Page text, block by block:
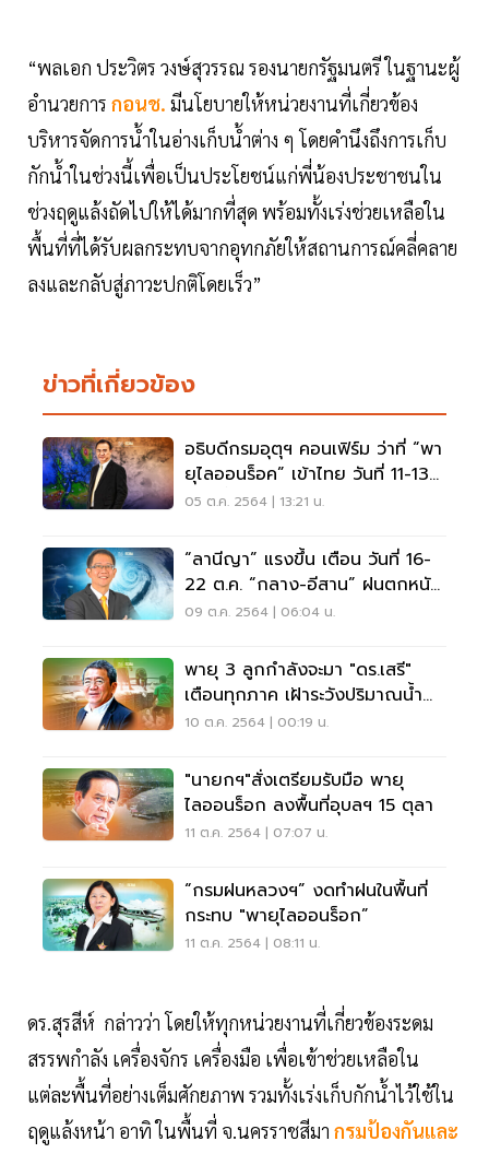
“พลเอก ประวิตร วงษ์สุวรรณ รองนายกรัฐมนตรี ในฐานะผู้
อำนวยการ กอนช. มีนโยบายให้หน่วยงานที่เกี่ยวข้อง
บริหารจัดการน้ำในอ่างเก็บน้ำต่าง ๆ โดยคำนึงถึงการเก็บ
กักน้ำในช่วงนี้เพื่อเป็นประโยชน์แก่พี่น้องประชาชนใน
ช่วงฤดูแล้งถัดไปให้ได้มากที่สุด พร้อมทั้งเร่งช่วยเหลือใน
พื้นที่ที่ได้รับผลกระทบจากอุทกภัยให้สถานการณ์คลี่คลาย
ลงและกลับสู่ภาวะปกติโดยเร็ว”
ข่าวที่เกี่ยวข้อง
อธิบดีกรมอุตุฯ คอนเฟิร์ม ว่าที่ “พา
ยุไลออนร็อค” เข้าไทย วันที่ 11-13
ต.ค. นี้
05 ต.ค. 2564 | 13:21 น.
“ลานีญา” แรงขึ้น เตือน วันที่ 16-
22 ต.ค. “กลาง-อีสาน” ฝนตกหนัก
แน่
09 ต.ค. 2564 | 06:04 น.
พายุ 3 ลูกกำลังจะมา "ดร.เสรี"
เตือนทุกภาค เฝ้าระวังปริมาณน้ำ
สะสม!
10 ต.ค. 2564 | 00:19 น.
"นายกฯ"สั่งเตรียมรับมือ พายุ
ไลออนร็อก ลงพื้นที่อุบลฯ 15 ตุลา
11 ต.ค. 2564 | 07:07 น.
“กรมฝนหลวงฯ” งดทำฝนในพื้นที่
กระทบ "พายุไลออนร็อก”
11 ต.ค. 2564 | 08:11 น.
ดร.สุรสีห์ กล่าวว่า โดยให้ทุกหน่วยงานที่เกี่ยวข้องระดม
สรรพกำลัง เครื่องจักร เครื่องมือ เพื่อเข้าช่วยเหลือใน
แต่ละพื้นที่อย่างเต็มศักยภาพ รวมทั้งเร่งเก็บกักน้ำไว้ใช้ใน
ฤดูแล้งหน้า อาทิ ในพื้นที่ จ.นครราชสีมา กรมป้องกันและ